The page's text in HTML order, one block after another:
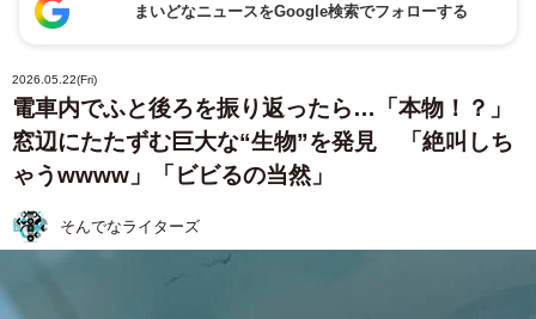
まいどなニュースをGoogle検索でフォローする
2026.05.22(Fri)
電車内でふと後ろを振り返ったら…「本物！？」
窓辺にたたずむ巨大な“生物”を発見 「絶叫しち
ゃうwwww」「ビビるの当然」
そんでなライターズ